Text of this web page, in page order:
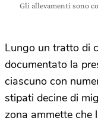
Gli allevamenti sono
Lungo un tratto di
documentato la
ciascuno con
stipati decine di
zona ammette che